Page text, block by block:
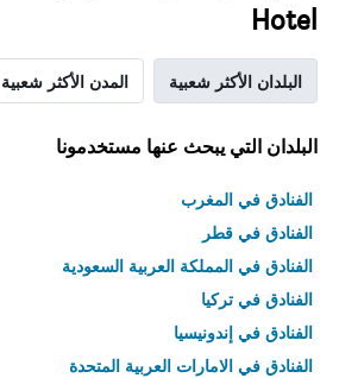
Hotel
البلدان الأكثر شعبية المدن الأكثر شعبية
البلدان التي يبحث عنها مستخدمونا
الفنادق في المغرب
الفنادق في قطر
الفنادق في المملكة العربية السعودية
الفنادق في تركيا
الفنادق في إندونيسيا
الفنادق في الامارات العربية المتحدة